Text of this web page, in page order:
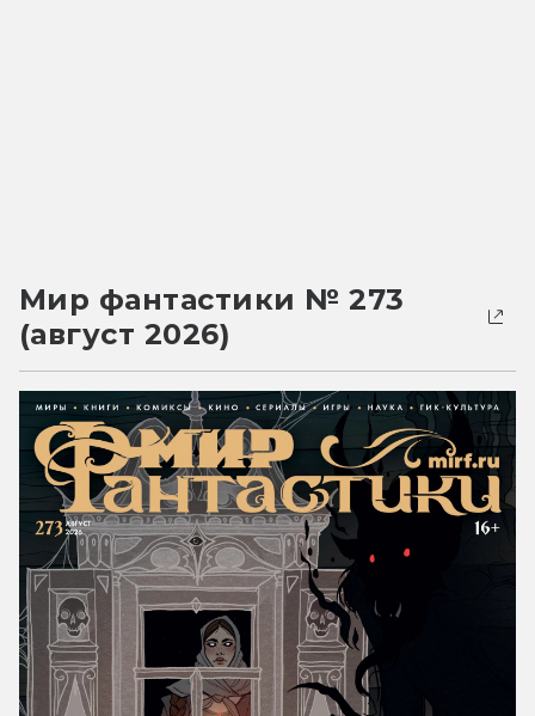
Мир фантастики № 273
(август 2026)